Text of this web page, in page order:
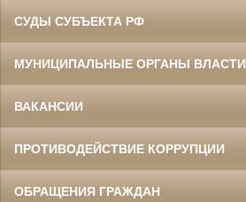
СУДЫ СУБЪЕКТА РФ
МУНИЦИПАЛЬНЫЕ ОРГАНЫ ВЛАСТИ
ВАКАНСИИ
ПРОТИВОДЕЙСТВИЕ КОРРУПЦИИ
ОБРАЩЕНИЯ ГРАЖДАН